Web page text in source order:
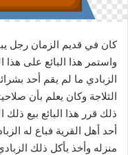
كان في قديم الزمان رجل
واستمر هذا البائع على
الزبادي ما لم يقم أحد
الثلاجة وكان يعلم بأن
ذلك قرر هذا البائع بيع ذلك
أحد أهل القرية فباع له
منزله وأخذ بأكل ذلك